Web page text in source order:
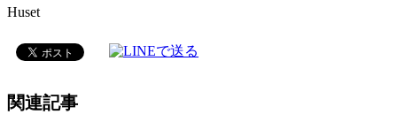
Huset
関連記事